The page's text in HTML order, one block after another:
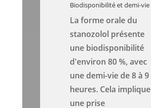
Biodisponibilité et demi-vie
La forme orale du
stanozolol présente
une biodisponibilité
d'environ 80 %, avec
une demi-vie de 8 à 9
heures. Cela implique
une prise